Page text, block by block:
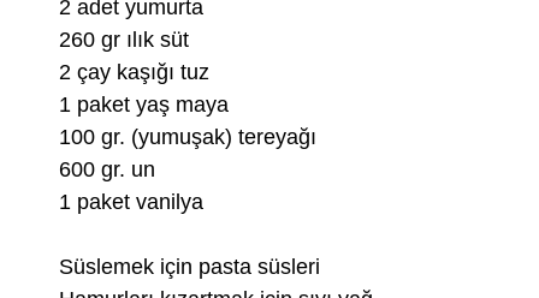
2 adet yumurta
260 gr ılık süt
2 çay kaşığı tuz
1 paket yaş maya
100 gr. (yumuşak) tereyağı
600 gr. un
1 paket vanilya
Süslemek için pasta süsleri